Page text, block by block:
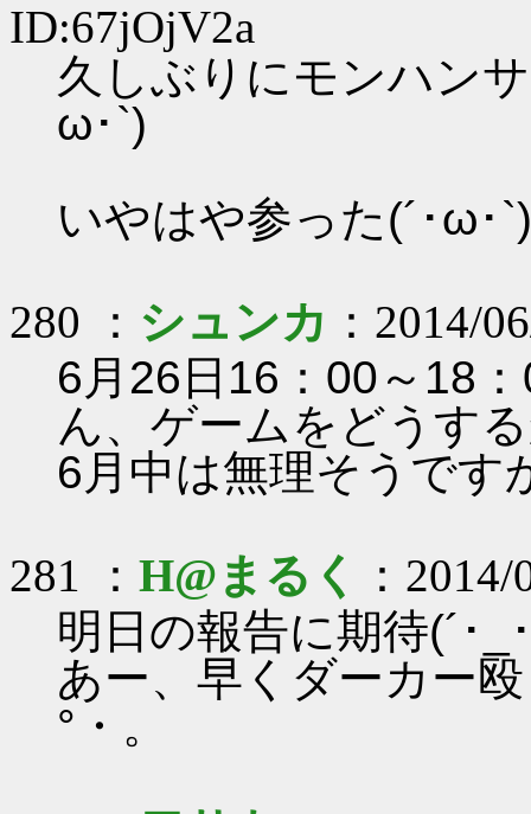
ID:67jOjV2a
久しぶりにモンハン
ω･`)
いやはや参った(´･ω･`)
280 ： シュンカ ：2014/
6月26日16：00～18
ん、ゲームをどうす
6月中は無理そうです
281 ： H@まるく
：
明日の報告に期待(´･_
あー、早くダーカー
°・。